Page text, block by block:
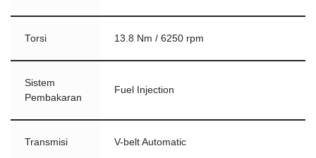
Torsi 13.8 Nm / 6250 rpm
Sistem
Pembakaran
Fuel Injection
Transmisi V-belt Automatic